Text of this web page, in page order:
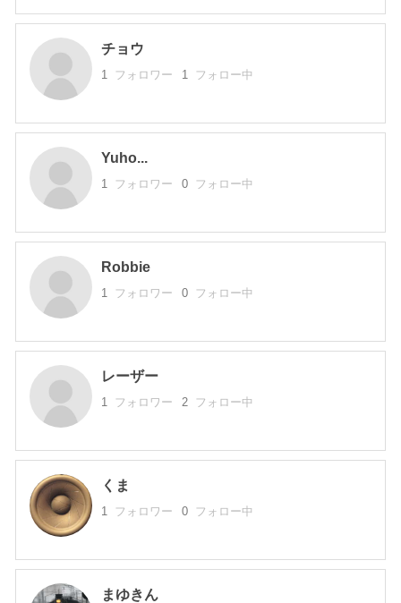
チョウ
1 フォロワー 1 フォロー中
Yuho...
1 フォロワー 0 フォロー中
Robbie
1 フォロワー 0 フォロー中
レーザー
1 フォロワー 2 フォロー中
くま
1 フォロワー 0 フォロー中
まゆきん